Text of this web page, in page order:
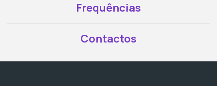
Frequências
Contactos